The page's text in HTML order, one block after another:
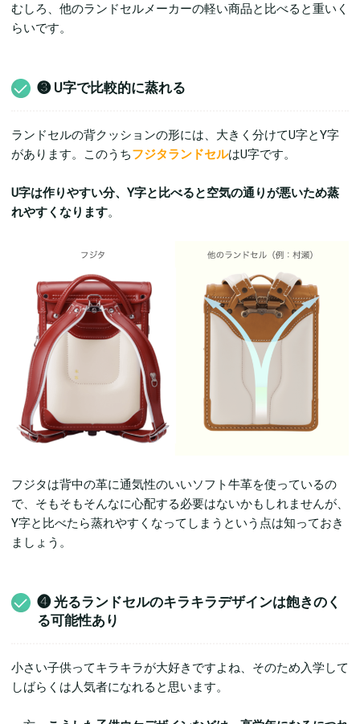
むしろ、他のランドセルメーカーの軽い商品と比べると重いく
らいです。
❸ U字で比較的に蒸れる
ランドセルの背クッションの形には、大きく分けてU字とY字
があります。このうちフジタランドセルはU字です。
U字は作りやすい分、Y字と比べると空気の通りが悪いため蒸
れやすくなります。
フジタは背中の革に通気性のいいソフト牛革を使っているの
で、そもそもそんなに心配する必要はないかもしれませんが、
Y字と比べたら蒸れやすくなってしまうという点は知っておき
ましょう。
❹ 光るランドセルのキラキラデザインは飽きのく
る可能性あり
小さい子供ってキラキラが大好きですよね、そのため入学して
しばらくは人気者になれると思います。